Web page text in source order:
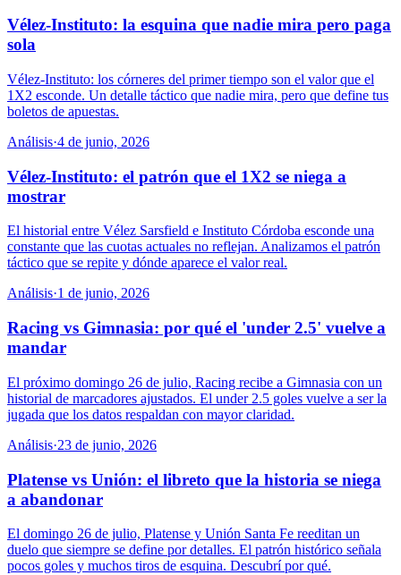
Vélez-Instituto: la esquina que nadie mira pero paga
sola
Vélez-Instituto: los córneres del primer tiempo son el valor que el
1X2 esconde. Un detalle táctico que nadie mira, pero que define tus
boletos de apuestas.
Análisis·4 de junio, 2026
Vélez-Instituto: el patrón que el 1X2 se niega a
mostrar
El historial entre Vélez Sarsfield e Instituto Córdoba esconde una
constante que las cuotas actuales no reflejan. Analizamos el patrón
táctico que se repite y dónde aparece el valor real.
Análisis·1 de junio, 2026
Racing vs Gimnasia: por qué el 'under 2.5' vuelve a
mandar
El próximo domingo 26 de julio, Racing recibe a Gimnasia con un
historial de marcadores ajustados. El under 2.5 goles vuelve a ser la
jugada que los datos respaldan con mayor claridad.
Análisis·23 de junio, 2026
Platense vs Unión: el libreto que la historia se niega
a abandonar
El domingo 26 de julio, Platense y Unión Santa Fe reeditan un
duelo que siempre se define por detalles. El patrón histórico señala
pocos goles y muchos tiros de esquina. Descubrí por qué.